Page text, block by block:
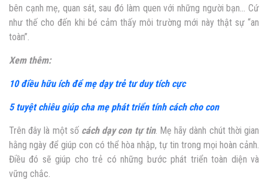
bên cạnh mẹ, quan sát, sau đó làm quen với những người bạn… Cứ
như thế cho đến khi bé cảm thấy môi trường mới này thật sự “an
toàn”.
Xem thêm:
10 điều hữu ích để mẹ dạy trẻ tư duy tích cực
5 tuyệt chiêu giúp cha mẹ phát triển tính cách cho con
Trên đây là một số cách dạy con tự tin. Mẹ hãy dành chút thời gian
hằng ngày để giúp con có thể hòa nhập, tự tin trong mọi hoàn cảnh.
Điều đó sẽ giúp cho trẻ có những bước phát triển toàn diện và
vững chắc.